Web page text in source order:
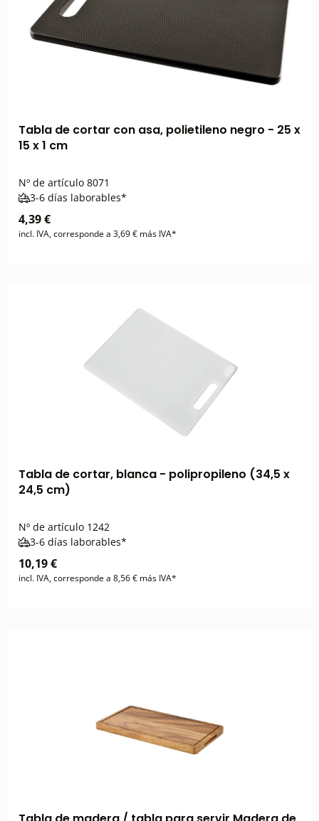
Tabla de cortar con asa, polietileno negro - 25 x
15 x 1 cm
Nº de artículo 8071
3-6 días laborables*
4,39 €
incl. IVA, corresponde a 3,69 € más IVA*
Tabla de cortar, blanca - polipropileno (34,5 x
24,5 cm)
Nº de artículo 1242
3-6 días laborables*
10,19 €
incl. IVA, corresponde a 8,56 € más IVA*